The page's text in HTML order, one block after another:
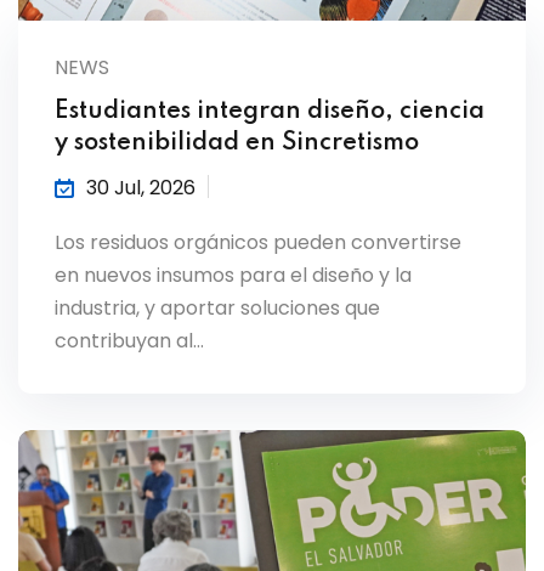
NEWS
Estudiantes integran diseño, ciencia
y sostenibilidad en Sincretismo
30 Jul, 2026
Los residuos orgánicos pueden convertirse
en nuevos insumos para el diseño y la
industria, y aportar soluciones que
contribuyan al…